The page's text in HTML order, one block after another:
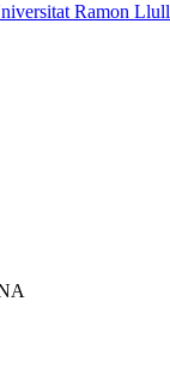
Ramon Llull